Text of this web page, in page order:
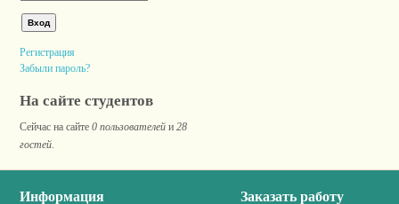
Регистрация
Забыли пароль?
На сайте студентов
Сейчас на сайте 0 пользователей и 28
гостей
Информация Заказать работу